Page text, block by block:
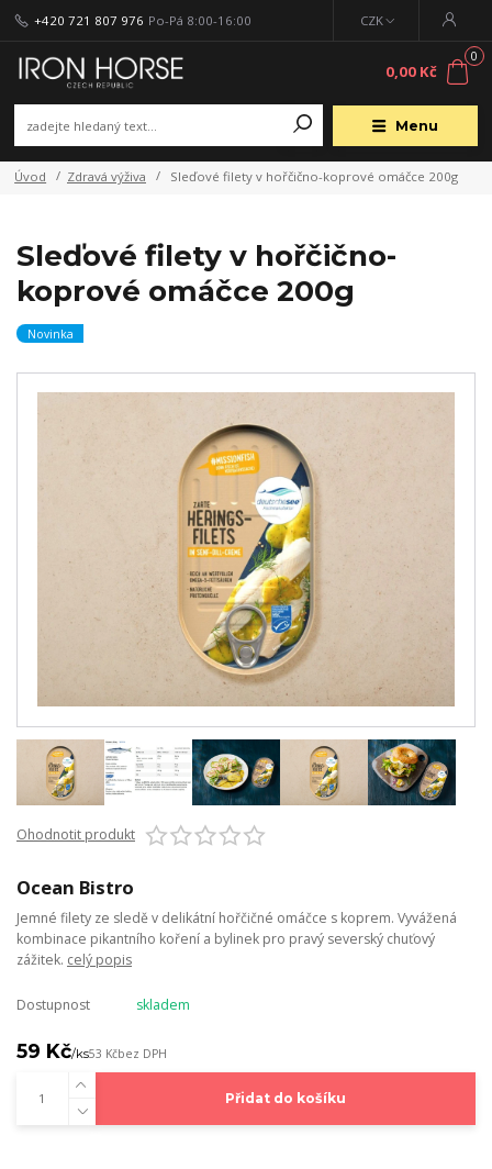
Menu
CZK
+420 721 807 976 Po-Pá 8:00-16:00
0
0,00 Kč
Úvod Zdravá výživa Sleďové filety v hořčično-koprové omáčce 200g
Sleďové filety v hořčično-
koprové omáčce 200g
Novinka
Ohodnotit produkt
Ocean Bistro
Jemné filety ze sledě v delikátní hořčičné omáčce s koprem. Vyvážená
kombinace pikantního koření a bylinek pro pravý severský chuťový
zážitek. celý popis
Dostupnost skladem
59 Kč/ks53 Kčbez DPH
Přidat do košíku